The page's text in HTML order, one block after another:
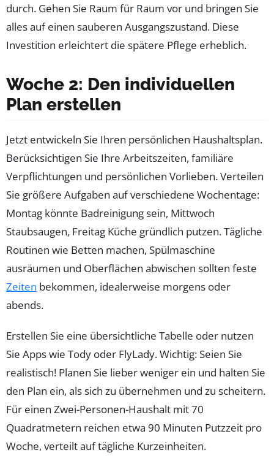
durch. Gehen Sie Raum für Raum vor und bringen Sie
alles auf einen sauberen Ausgangszustand. Diese
Investition erleichtert die spätere Pflege erheblich.
Woche 2: Den individuellen
Plan erstellen
Jetzt entwickeln Sie Ihren persönlichen Haushaltsplan.
Berücksichtigen Sie Ihre Arbeitszeiten, familiäre
Verpflichtungen und persönlichen Vorlieben. Verteilen
Sie größere Aufgaben auf verschiedene Wochentage:
Montag könnte Badreinigung sein, Mittwoch
Staubsaugen, Freitag Küche gründlich putzen. Tägliche
Routinen wie Betten machen, Spülmaschine
ausräumen und Oberflächen abwischen sollten feste
Zeiten bekommen, idealerweise morgens oder
abends.
Erstellen Sie eine übersichtliche Tabelle oder nutzen
Sie Apps wie Tody oder FlyLady. Wichtig: Seien Sie
realistisch! Planen Sie lieber weniger ein und halten Sie
den Plan ein, als sich zu übernehmen und zu scheitern.
Für einen Zwei-Personen-Haushalt mit 70
Quadratmetern reichen etwa 90 Minuten Putzzeit pro
Woche, verteilt auf tägliche Kurzeinheiten.